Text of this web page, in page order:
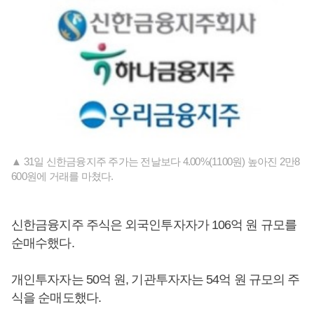
▲ 31일 신한금융지주 주가는 전날보다 4.00%(1100원) 높아진 2만8
600원에 거래를 마쳤다.
신한금융지주 주식은 외국인투자자가 106억 원 규모를
순매수했다.
개인투자자는 50억 원, 기관투자자는 54억 원 규모의 주
식을 순매도했다.